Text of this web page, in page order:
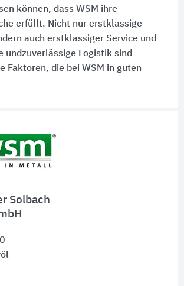
Solbach
können, dass WSM ihre
erfüllt. Nicht nur erstklassige
auch erstklassiger Service und
undzuverlässige Logistik sind
Faktoren, die bei WSM in guten